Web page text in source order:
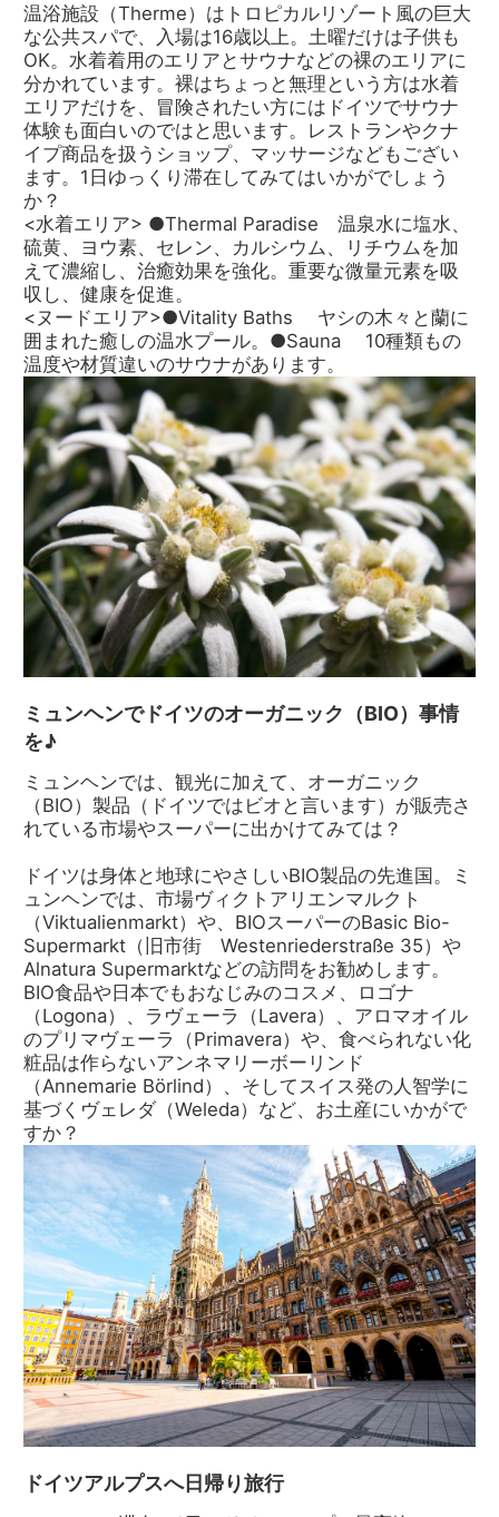
温浴施設（Therme）はトロピカルリゾート風の巨大
な公共スパで、入場は16歳以上。土曜だけは子供も
OK。水着着用のエリアとサウナなどの裸のエリアに
分かれています。裸はちょっと無理という方は水着
エリアだけを、冒険されたい方にはドイツでサウナ
体験も面白いのではと思います。レストランやクナ
イプ商品を扱うショップ、マッサージなどもござい
ます。1日ゆっくり滞在してみてはいかがでしょう
か？
<水着エリア> ●Thermal Paradise 温泉水に塩水、
硫黄、ヨウ素、セレン、カルシウム、リチウムを加
えて濃縮し、治癒効果を強化。重要な微量元素を吸
収し、健康を促進。
<ヌードエリア>●Vitality Baths ヤシの木々と蘭に
囲まれた癒しの温水プール。●Sauna 10種類もの
温度や材質違いのサウナがあります。
ミュンヘンでドイツのオーガニック（BIO）事情
を♪
ミュンヘンでは、観光に加えて、オーガニック
（BIO）製品（ドイツではビオと言います）が販売さ
れている市場やスーパーに出かけてみては？
ドイツは身体と地球にやさしいBIO製品の先進国。ミ
ュンヘンでは、市場ヴィクトアリエンマルクト
（Viktualienmarkt）や、BIOスーパーのBasic Bio-
Supermarkt（旧市街 Westenriederstraße 35）や
Alnatura Supermarktなどの訪問をお勧めします。
BIO食品や日本でもおなじみのコスメ、ロゴナ
（Logona）、ラヴェーラ（Lavera）、アロマオイル
のプリマヴェーラ（Primavera）や、食べられない化
粧品は作らないアンネマリーボーリンド
（Annemarie Börlind）、そしてスイス発の人智学に
基づくヴェレダ（Weleda）など、お土産にいかがで
すか？
ドイツアルプスへ日帰り旅行